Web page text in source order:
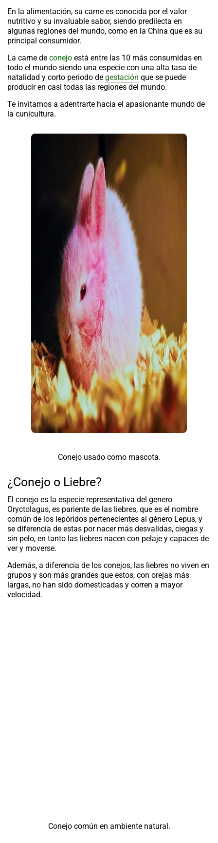
En la alimentación, su carne es conocida por el valor
nutritivo y su invaluable sabor, siendo predilecta en
algunas regiones del mundo, como en la China que es su
principal consumidor.
La carne de conejo está entre las 10 más consumidas en
todo el mundo siendo una especie con una alta tasa de
natalidad y corto periodo de gestación que se puede
producir en casi todas las regiones del mundo.
Te invitamos a adentrarte hacia el apasionante mundo de
la cunicultura.
Conejo usado como mascota.
¿Conejo o Liebre?
El conejo es la especie representativa del genero
Oryctolagus, es pariente de las liebres, que es el nombre
común de los lepóridos pertenecientes al género Lepus, y
se diferencia de estas por nacer más desvalidas, ciegas y
sin pelo, en tanto las liebres nacen con pelaje y capaces de
ver y moverse.
Además, a diferencia de los conejos, las liebres no viven en
grupos y son más grandes que estos, con orejas más
largas, no han sido domesticadas y corren a mayor
velocidad.
Conejo común en ambiente natural.